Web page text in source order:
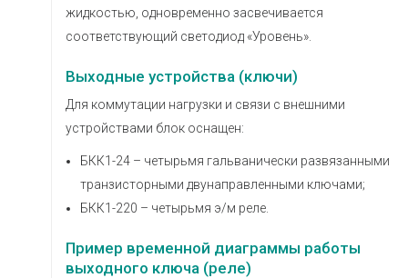
жидкостью, одновременно засвечивается
соответствующий светодиод «Уровень».
Выходные устройства (ключи)
Для коммутации нагрузки и связи с внешними
устройствами блок оснащен:
БКК1-24 – четырьмя гальванически развязанными
транзисторными двунаправленными ключами;
БКК1-220 – четырьмя э/м реле.
Пример временной диаграммы работы
выходного ключа (реле)